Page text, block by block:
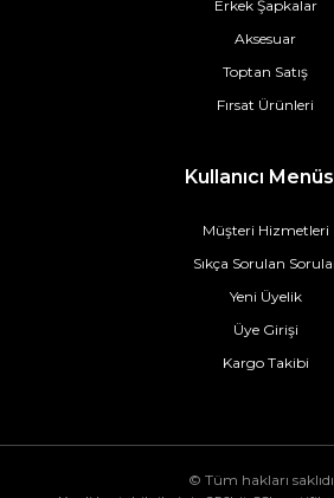
Erkek Şapkalar
Aksesuar
Toptan Satış
Fırsat Ürünleri
Kullanıcı
Müşteri Hizmetleri
Sıkça Sorulan
Yeni Üyelik
Üye Girişi
Kargo Takibi
© Tüm hakları